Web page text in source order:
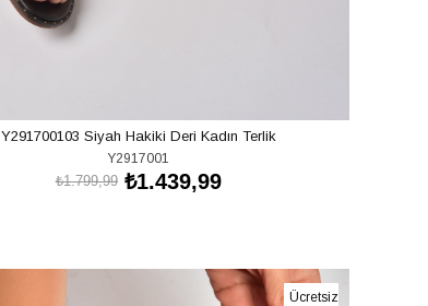
Y291700103 Siyah Hakiki Deri Kadın Terlik
Y2917001
₺1.439,99
₺1.799,99
Ücretsiz